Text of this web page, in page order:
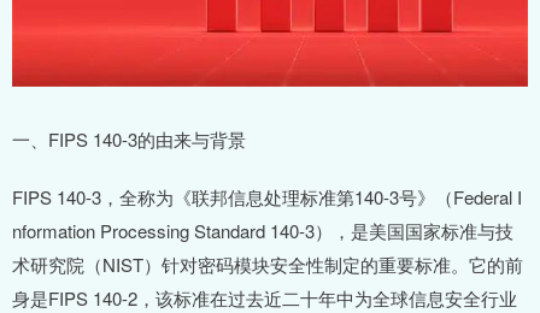
一、FIPS 140-3的由来与背景
FIPS 140-3，全称为《联邦信息处理标准第140-3号》（Federal I
nformation Processing Standard 140-3），是美国国家标准与技
术研究院（NIST）针对密码模块安全性制定的重要标准。它的前
身是FIPS 140-2，该标准在过去近二十年中为全球信息安全行业